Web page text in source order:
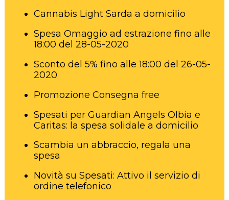
Cannabis Light Sarda a domicilio
Spesa Omaggio ad estrazione fino alle
18:00 del 28-05-2020
Sconto del 5% fino alle 18:00 del 26-05-
2020
Promozione Consegna free
Spesati per Guardian Angels Olbia e
Caritas: la spesa solidale a domicilio
Scambia un abbraccio, regala una
spesa
Novità su Spesati: Attivo il servizio di
ordine telefonico